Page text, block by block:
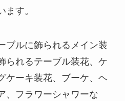
ます。
ブルに飾られるメイン装
られるテーブル装花、ケ
ケーキ装花、ブーケ、ヘ
、フラワーシャワーな